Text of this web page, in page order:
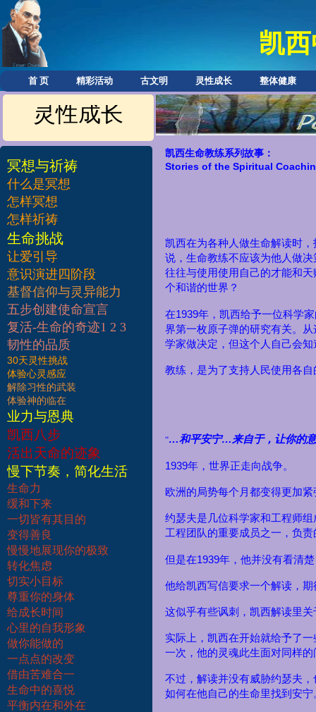
凯
首 页 精彩活动 古文明 灵性成长 整体健康
灵性成长
冥想与祈祷
什么是冥想
怎样冥想
怎样祈祷
​生命挑战
让爱引导
意识演进四阶段
基督信仰与灵异能力
五步创建使命宣言
复活-生命的奇迹1 2 3
韧性的品质
30天灵性挑战
体验心灵感应
解除习性的武装
体验神的临在
业力与恩典
凯西八步
活出天命的迹象
慢下节奏，简化生活
生命力
缓和下来
一切皆有其目的
变得善良
慢慢地展现你的极致
转化焦虑
切实小目标
尊重你的身体
给成长时间
心里的自我形象
做你能做的
一点点的改变
借由苦难合一
生命中的喜悦
平衡内在和外在
凯西生命教练系列故事：
Stories of the Spiritual
凯西在为各种人做生命解读时
说，生命教练不应该为他人做
往往与使用使用自己的才能和
个和谐的世界？
在1939年，凯西给予一位科学
界第一枚原子弹的研究有关。
学家做决定，但这个人自己会
教练，是为了支持人民使用各
“…和平安宁… 来自于，让你的
1939年，世界正走向战争。
欧洲的局势每个月都变得更加
约瑟夫是几位科学家和工程师
工程团队的重要成员之一，负
但是在1939年，他并没有看清
他给凯西写信要求一个解读，
这似乎有些讽刺，凯西解读里
实际上，凯西在开始就给予了
一次，他的灵魂此生面对同样
不过，解读并没有威胁约瑟夫
如何在他自己的生命里找到安宁